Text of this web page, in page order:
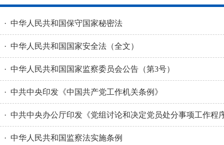
· 中华人民共和国保守国家秘密法
· 中华人民共和国国家安全法（全文）
· 中华人民共和国国家监察委员会公告（第3号）
· 中共中央印发《中国共产党工作机关条例》
· 中共中央办公厅印发《党组讨论和决定党员处分事项工作程
· 中华人民共和国监察法实施条例